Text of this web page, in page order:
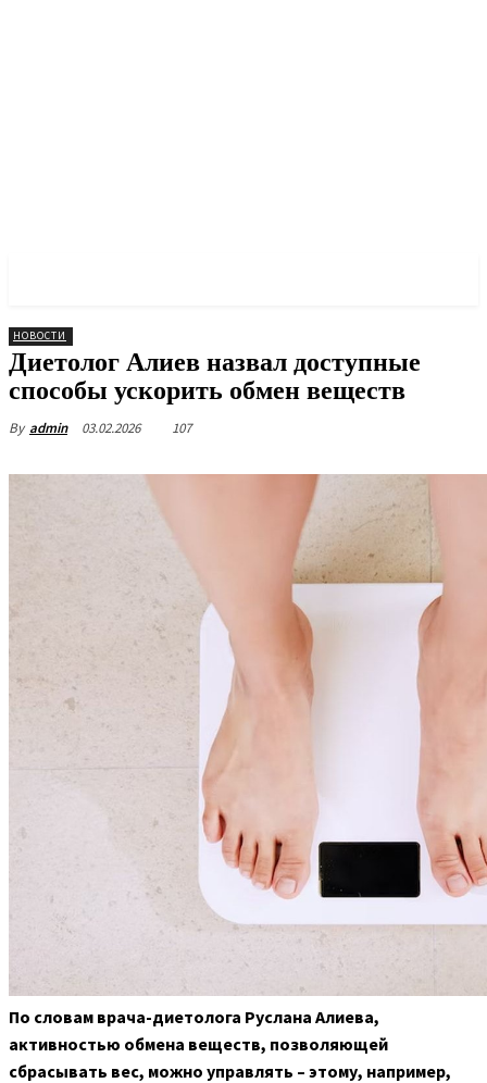
НОВОСТИ
Диетолог Алиев назвал доступные
способы ускорить обмен веществ
By admin 03.02.2026 107
По словам врача-диетолога Руслана Алиева,
активностью обмена веществ, позволяющей
сбрасывать вес, можно управлять – этому, например,